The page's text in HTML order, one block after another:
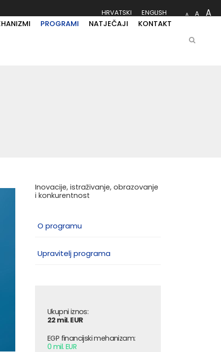
HRVATSKI ENGLISH A A A
PROGRAMI NATJEČAJI KONTAKT
Inovacije, istraživanje, obrazovanje
i konkurentnost
O programu
Upravitelj programa
Ukupni iznos:
22 mil. EUR
EGP financijski mehanizam:
0 mil. EUR